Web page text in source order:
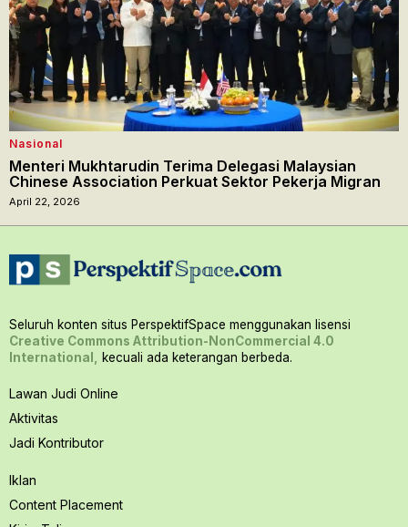
Nasional
Menteri Mukhtarudin Terima Delegasi Malaysian
Chinese Association Perkuat Sektor Pekerja Migran
April 22, 2026
Seluruh konten situs PerspektifSpace menggunakan lisensi
Creative Commons Attribution-NonCommercial 4.0
International,
kecuali ada keterangan berbeda.
Lawan Judi Online
Aktivitas
Jadi Kontributor
Iklan
Content Placement